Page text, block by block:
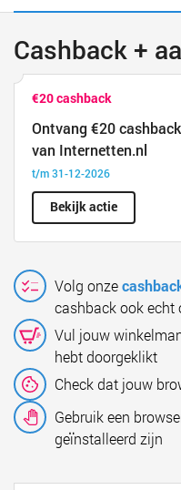
Cashback +
€20 cashback
Ontvang €20
van Internetten.nl
t/m 31-12-2026
Bekijk actie
Volg onze
cashback ook echt
Vul jouw
hebt doorgeklikt
Check dat jouw
Gebruik een
geïnstalleerd zijn